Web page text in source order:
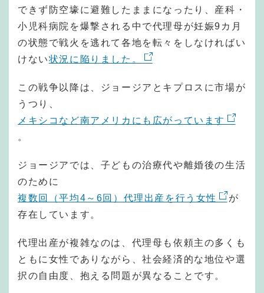
できず防空壕に避難したままになったり、産科・
小児科病院を爆撃される中で代理母が妊娠9カ月
の状態で戦火を逃れて各地を転々をしなければい
けない状況に陥りました。
この戦争以降は、ジョージアとキプロスに市場が
うつり、
メキシコなど南アメリカにも広がっています
。
ジョージアでは、子どもの治療代や離婚後の生活
のために
複数回（平均4～6回）代理出産を行う女性
が
存在しています。
代理出産が複雑なのは、代理母も依頼主の多くも
ともに女性でありながら、社会経済的な地位や選
択の自由度、抱える問題が異なることです。